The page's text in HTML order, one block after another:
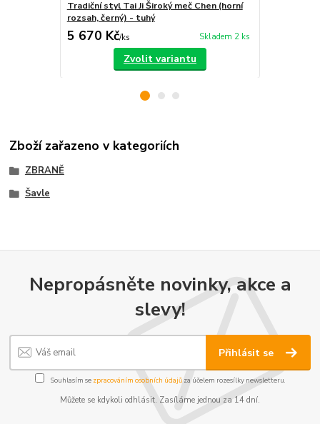
Tradiční styl Tai Ji Široký meč Chen (horní
rozsah, černý) - tuhý
5 670 Kč/ks Skladem 2 ks
Zvolit variantu
Zboží zařazeno v kategoriích
ZBRANĚ
Šavle
Nepropásněte novinky, akce a
slevy!
Přihlásit se
Souhlasím se zpracováním osobních údajůza účelem rozesílky newsletteru.
Můžete se kdykoli odhlásit. Zasíláme jednou za 14 dní.